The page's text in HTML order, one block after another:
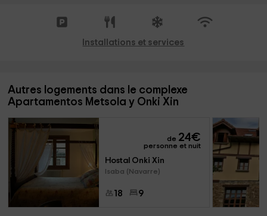
Installations et services
Autres logements dans le complexe
Apartamentos Metsola y Onki Xin
de 24€
personne et nuit
Hostal Onki Xin
Isaba (Navarre)
18 9